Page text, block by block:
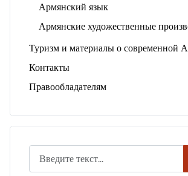
Армянский язык
Армянские художественные
Туризм и материалы о современной
Контакты
Правообладателям